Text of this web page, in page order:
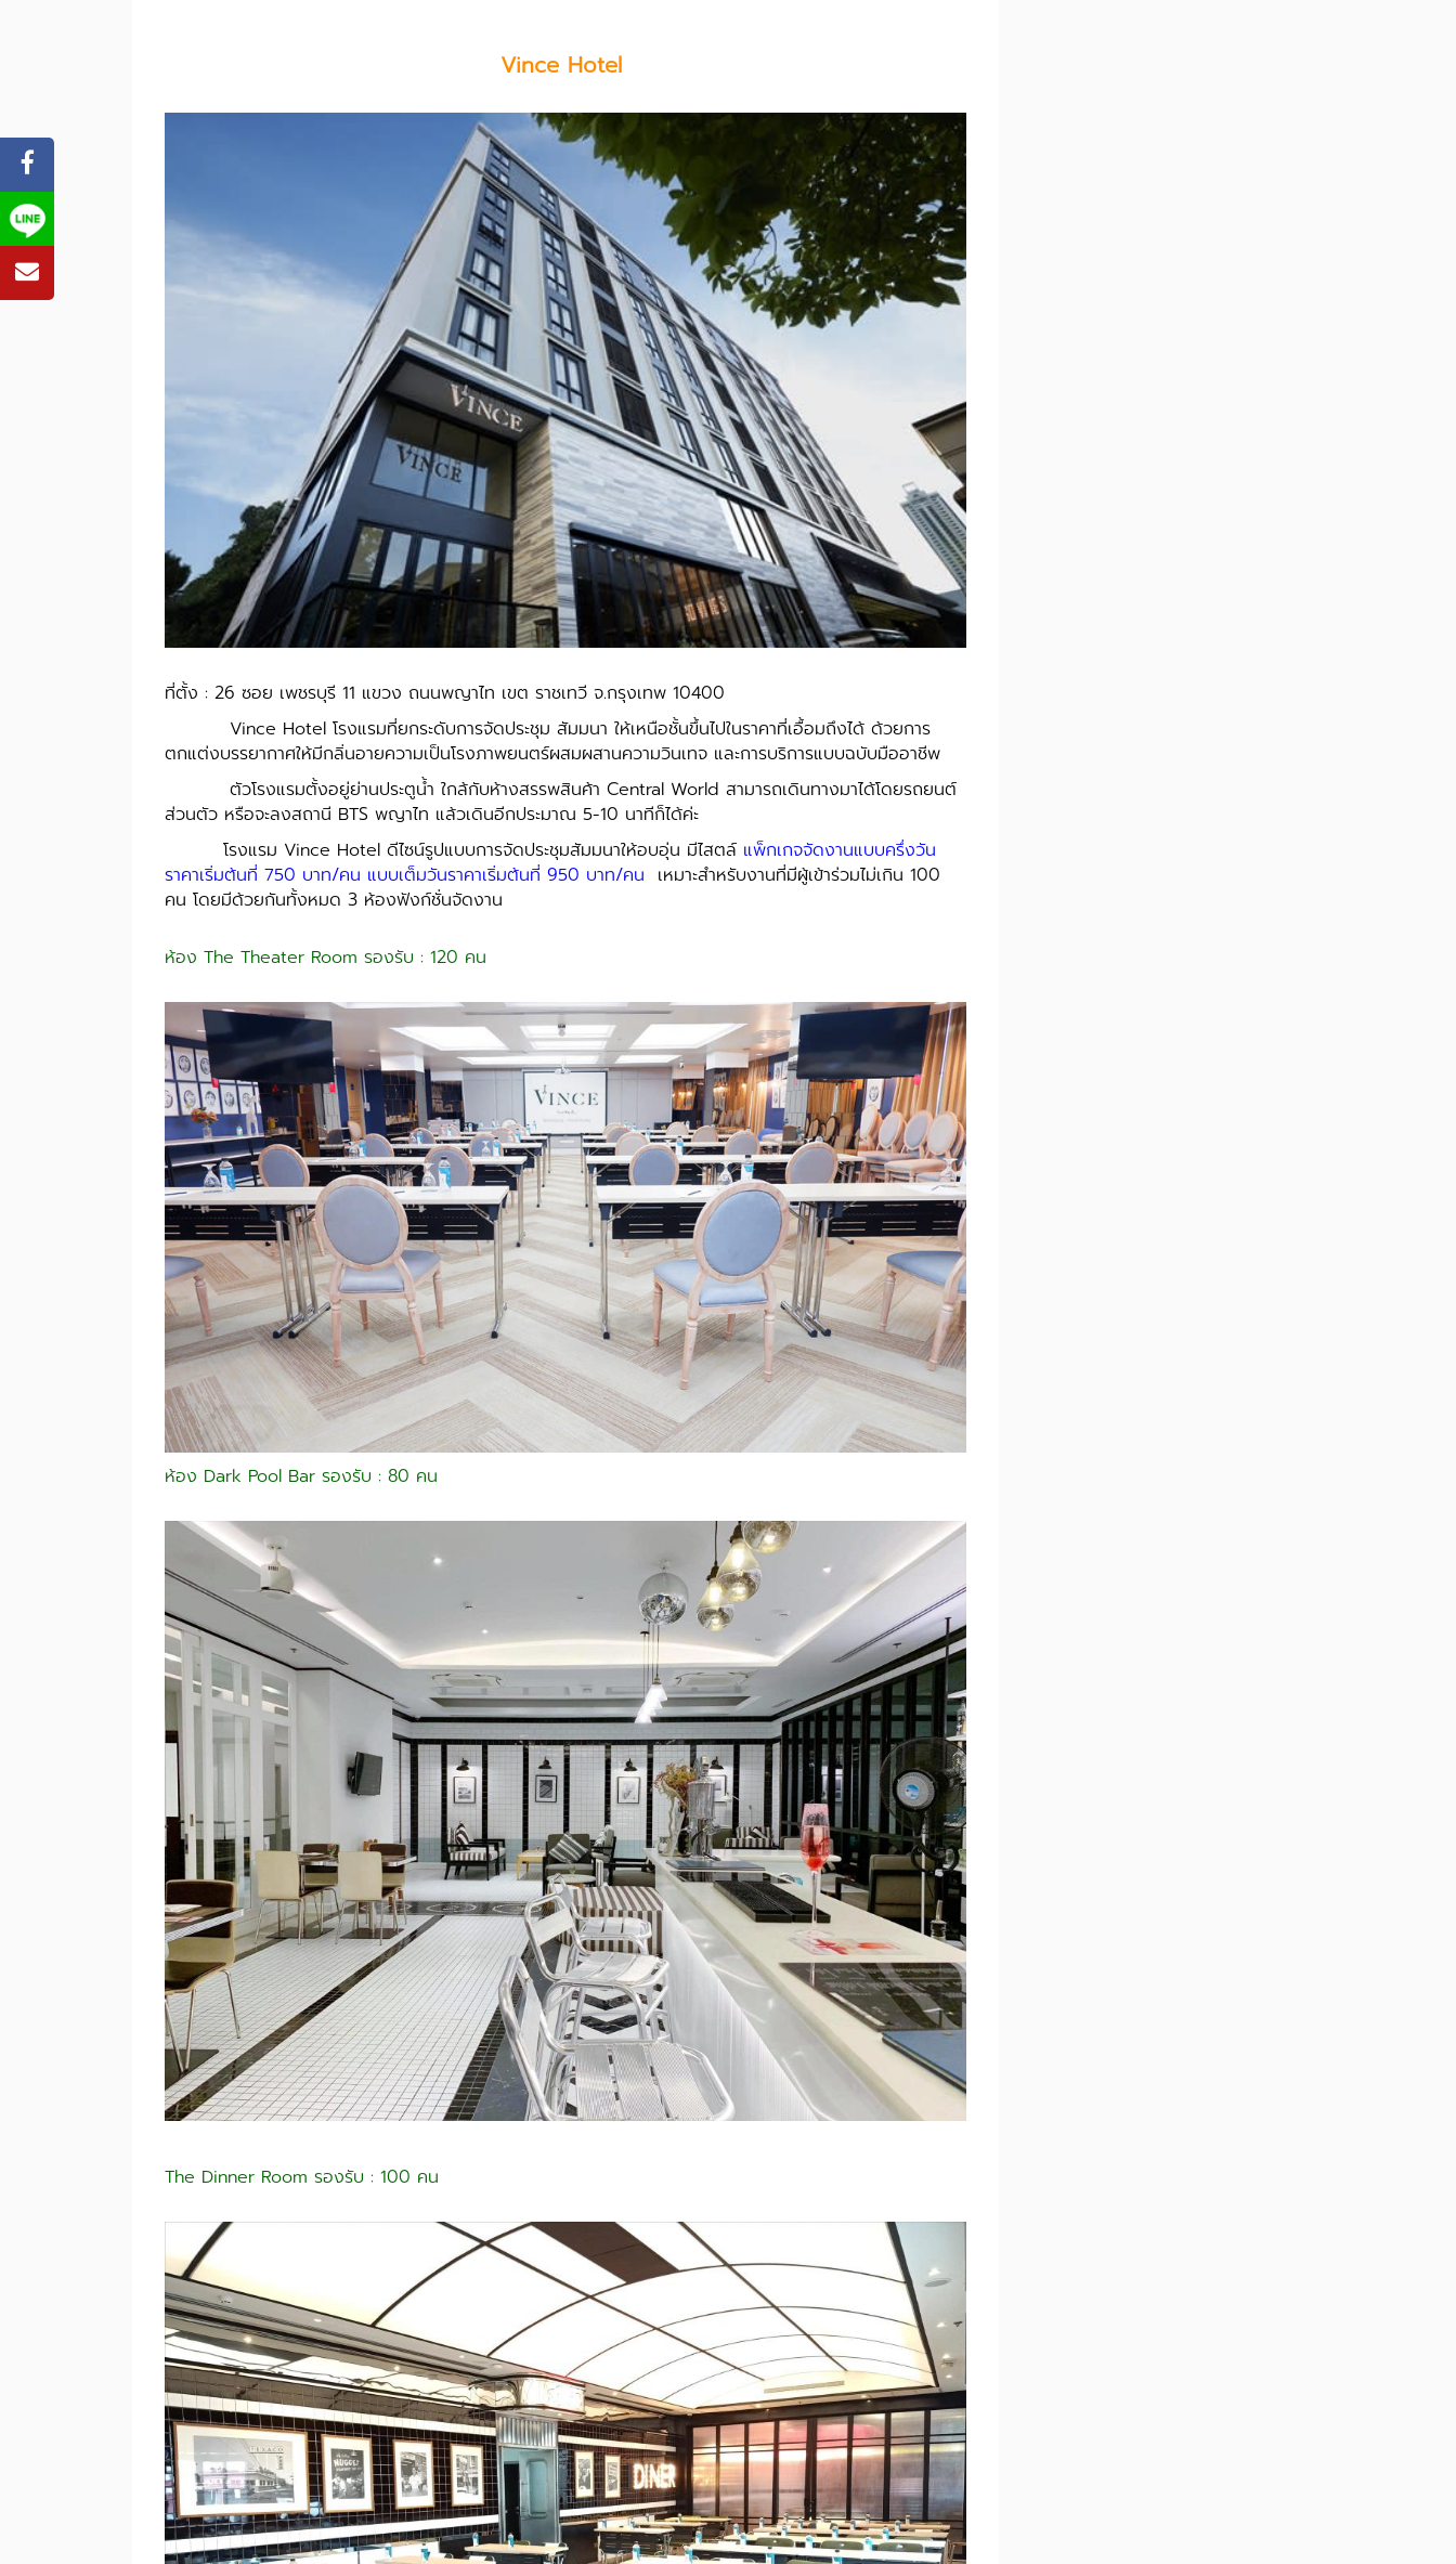
Vince Hotel
ที่ตั้ง : 26 ซอย เพชรบุรี 11 แขวง ถนนพญาไท เขต ราชเทวี จ.กรุงเทพ 10400
Vince Hotel โรงแรมที่ยกระดับการจัดประชุม สัมมนา ให้เหนือชั้นขึ้นไปในราคาที่เอื้อมถึงได้ ด้วยการ
ตกแต่งบรรยากาศให้มีกลิ่นอายความเป็นโรงภาพยนตร์ผสมผสานความวินเทจ และการบริการแบบฉบับมืออาชีพ
ตัวโรงแรมตั้งอยู่ย่านประตูน้ำ ใกล้กับห้างสรรพสินค้า Central World สามารถเดินทางมาได้โดยรถยนต์
ส่วนตัว หรือจะลงสถานี BTS พญาไท แล้วเดินอีกประมาณ 5-10 นาทีก็ได้ค่ะ
โรงแรม Vince Hotel ดีไซน์รูปแบบการจัดประชุมสัมมนาให้อบอุ่น มีไสตล์ แพ็กเกจจัดงานแบบครึ่งวัน
ราคาเริ่มต้นที่ 750 บาท/คน แบบเต็มวันราคาเริ่มต้นที่ 950 บาท/คน เหมาะสำหรับงานที่มีผู้เข้าร่วมไม่เกิน 100
คน โดยมีด้วยกันทั้งหมด 3 ห้องฟังก์ชั่นจัดงาน
ห้อง The Theater Room รองรับ : 120 คน
ห้อง Dark Pool Bar รองรับ : 80 คน
The Dinner Room รองรับ : 100 คน